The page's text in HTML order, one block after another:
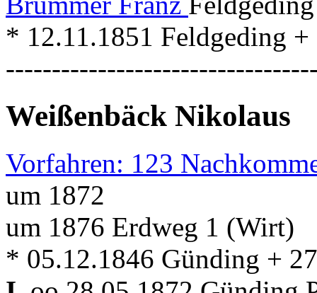
* 12.11.1851 Feldgeding
Weißenbäck Nikolaus
Vorfahren: 123
um 1872
um 1876 Erdweg 1 (Wirt)
* 05.12.1846 Günding +